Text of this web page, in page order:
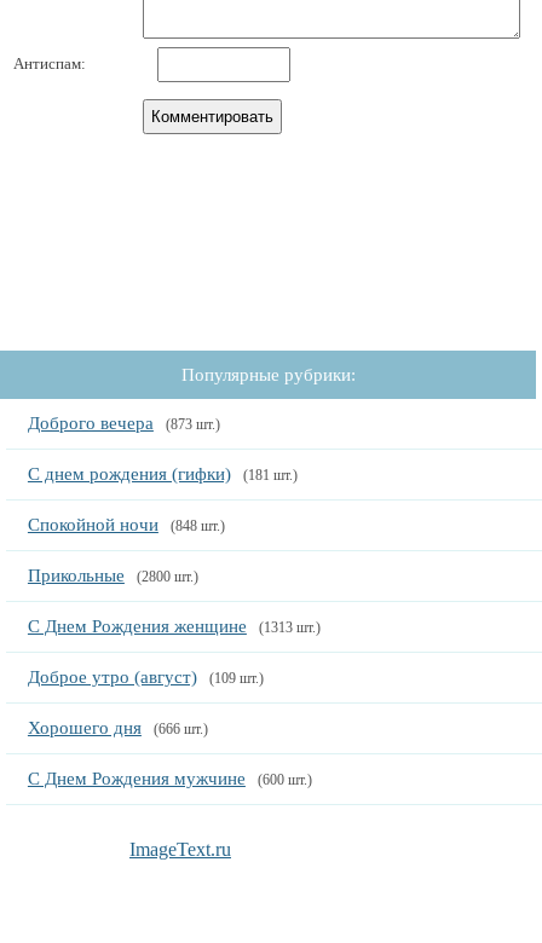
Антиспам:
Популярные рубрики:
Доброго вечера (873 шт.)
С днем рождения (гифки) (181 шт.)
Спокойной ночи (848 шт.)
Прикольные (2800 шт.)
С Днем Рождения женщине (1313 шт.)
Доброе утро (август) (109 шт.)
Хорошего дня (666 шт.)
С Днем Рождения мужчине (600 шт.)
ImageText.ru